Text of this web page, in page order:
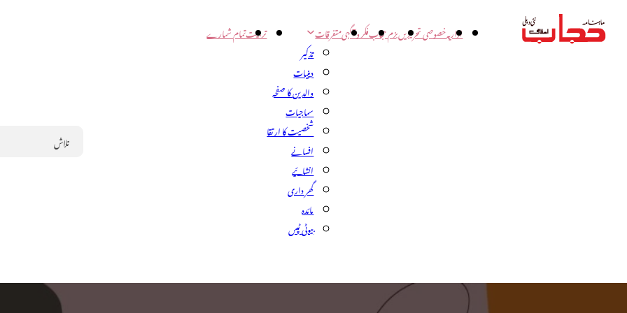
اداریہخصوصی تحریریںبزم حجابفکر و آگہیمتفرقات
تذکیر
دینیات
والدین کا صفحہ
سماجیات
شخصیت کا ارتقا
افسانے
انشائیے
گھر داری
مائدہ
بیوٹی ٹپس
تربیتتمام شمارے
Search